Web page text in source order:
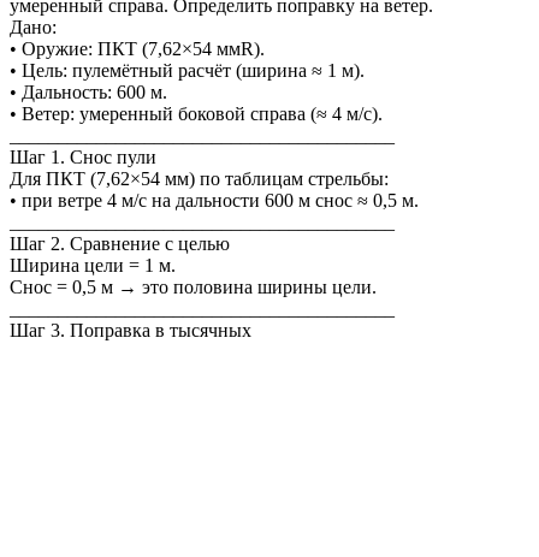
умеренный справа. Определить поправку на ветер.
Дано:
• Оружие: ПКТ (7,62×54 ммR).
• Цель: пулемётный расчёт (ширина ≈ 1 м).
• Дальность: 600 м.
• Ветер: умеренный боковой справа (≈ 4 м/с).
Шаг 1. Снос пули
Для ПКТ (7,62×54 мм) по таблицам стрельбы:
• при ветре 4 м/с на дальности 600 м снос ≈ 0,5 м.
Шаг 2. Сравнение с целью
Ширина цели = 1 м.
Снос = 0,5 м → это половина ширины цели.
Шаг 3. Поправка в тысячных